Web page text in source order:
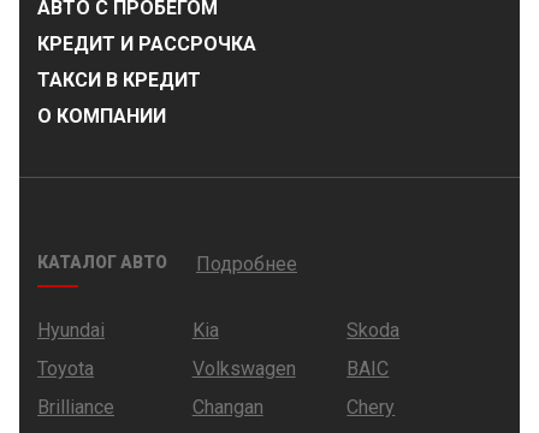
АВТО С ПРОБЕГОМ
КРЕДИТ И РАССРОЧКА
ТАКСИ В КРЕДИТ
О КОМПАНИИ
КАТАЛОГ АВТО Подробнее
Hyundai Kia
Skoda
Toyota
Volkswagen
BAIC
Brilliance
Changan
Chery